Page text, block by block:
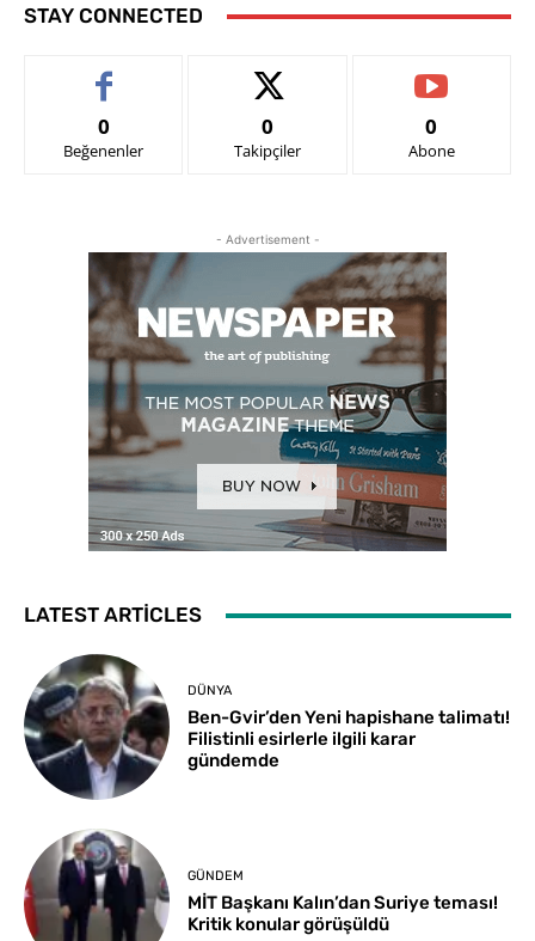
STAY CONNECTED
0
Beğenenler
0
Takipçiler
0
Abone
- Advertisement -
LATEST ARTICLES
DÜNYA
Ben-Gvir’den Yeni hapishane talimatı!
Filistinli esirlerle ilgili karar
gündemde
GÜNDEM
MİT Başkanı Kalın’dan Suriye teması!
Kritik konular görüşüldü